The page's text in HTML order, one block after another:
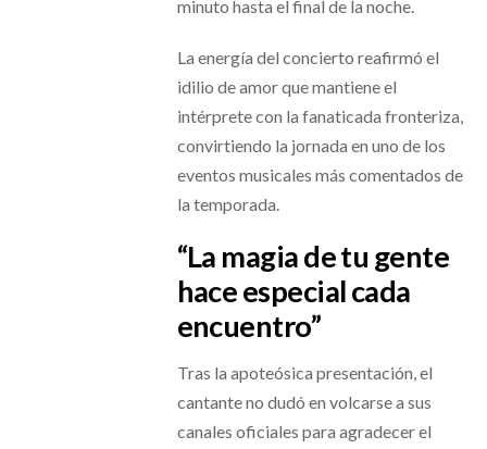
minuto hasta el final de la noche.
La energía del concierto reafirmó el
idilio de amor que mantiene el
intérprete con la fanaticada fronteriza,
convirtiendo la jornada en uno de los
eventos musicales más comentados de
la temporada.
“La magia de tu gente
hace especial cada
encuentro”
Tras la apoteósica presentación, el
cantante no dudó en volcarse a sus
canales oficiales para agradecer el